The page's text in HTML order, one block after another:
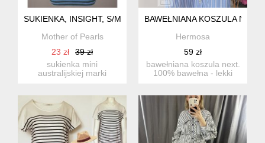
SUKIENKA, INSIGHT, S/M, NOWA
Mother of Pearls
23 zł
39 zł
sukienka mini
australijskiej marki
BAWEŁNIANA KOSZULA NEXT
Hermosa
59 zł
bawełniana koszula next.
100% bawełna - lekki